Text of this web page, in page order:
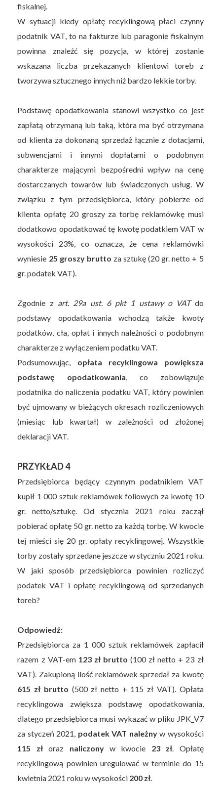
fiskalnej.
W sytuacji kiedy opłatę recyklingową płaci czynny
podatnik VAT, to na fakturze lub paragonie fiskalnym
powinna znaleźć się pozycja, w której zostanie
wskazana liczba przekazanych klientowi toreb z
tworzywa sztucznego innych niż bardzo lekkie torby.
Podstawę opodatkowania stanowi wszystko co jest
zapłatą otrzymaną lub taką, która ma być otrzymana
od klienta za dokonaną sprzedaż łącznie z dotacjami,
subwencjami i innymi dopłatami o podobnym
charakterze mającymi bezpośredni wpływ na cenę
dostarczanych towarów lub świadczonych usług. W
związku z tym przedsiębiorca, który pobierze od
klienta opłatę 20 groszy za torbę reklamówkę musi
dodatkowo opodatkować tę kwotę podatkiem VAT w
wysokości 23%, co oznacza, że cena reklamówki
wyniesie 25 groszy brutto za sztukę (20 gr. netto + 5
gr. podatek VAT).
Zgodnie z art. 29a ust. 6 pkt 1 ustawy o VATdo
podstawy opodatkowania wchodzą także kwoty
podatków, cła, opłat i innych należności o podobnym
charakterze z wyłączeniem podatku VAT.
Podsumowując, opłata recyklingowa powiększa
podstawę opodatkowania, co zobowiązuje
podatnika do naliczenia podatku VAT, który powinien
być ujmowany w bieżących okresach rozliczeniowych
(miesiąc lub kwartał) w zależności od złożonej
deklaracji VAT.
PRZYKŁAD 4
Przedsiębiorca będący czynnym podatnikiem VAT
kupił 1 000 sztuk reklamówek foliowych za kwotę 10
gr. netto/sztukę. Od stycznia 2021 roku zaczął
pobierać opłatę 50 gr. netto za każdą torbę. W kwocie
tej mieści się 20 gr. opłaty recyklingowej. Wszystkie
torby zostały sprzedane jeszcze w styczniu 2021 roku.
W jaki sposób przedsiębiorca powinien rozliczyć
podatek VAT i opłatę recyklingową od sprzedanych
toreb?
Odpowiedź:
Przedsiębiorca za 1 000 sztuk reklamówek zapłacił
razem z VAT-em 123 zł brutto (100 zł netto + 23 zł
VAT). Zakupioną ilość reklamówek sprzedał za kwotę
615 zł brutto (500 zł netto + 115 zł VAT). Opłata
recyklingowa zwiększa podstawę opodatkowania,
dlatego przedsiębiorca musi wykazać w pliku JPK_V7
za styczeń 2021, podatek VAT należnyw wysokości
115 złoraz naliczonyw kwocie 23 zł. Opłatę
recyklingową powinien uregulować w terminie do 15
kwietnia 2021 roku w wysokości 200 zł.